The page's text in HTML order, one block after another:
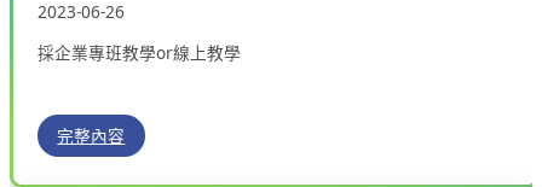
2023-06-26
採企業專班教學or線上教學
完整內容